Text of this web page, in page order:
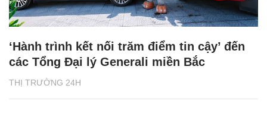
THỊ TRƯỜNG 24H
‘Hành trình kết nối trăm điểm tin cậy’ đến
các Tổng Đại lý Generali miền Bắc